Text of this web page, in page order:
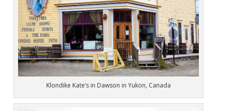
Klondike Kate’s in Dawson in Yukon, Canada